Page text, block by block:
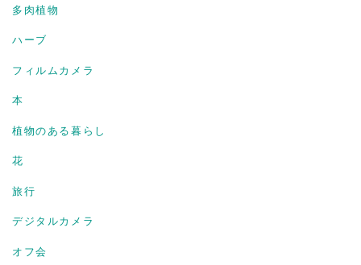
多肉植物
ハーブ
フィルムカメラ
本
植物のある暮らし
花
旅行
デジタルカメラ
オフ会